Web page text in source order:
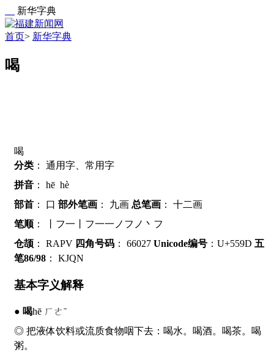
新华字典
首页> 新华字典
喝
喝
分类 ： 通用字、常用字
拼音 ： hē hè
部首 ： 口 部外笔画 ： 九画 总笔画 ： 十二画
笔顺 ：
丨フ一丨フ一一ノフノ丶フ
仓颉 ： RAPV 四角号码 ： 66027 Unicode编号 ：U+559D 五
笔86/98 ： KJQN
基本字义解释
喝hē ㄏㄜˉ
◎ 把液体饮料或流质食物咽下去： 喝水。 喝酒。 喝茶。 喝
粥。